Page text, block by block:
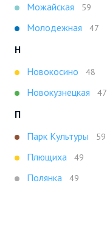
Можайская
59
Молодежная 47
Н
Новокосино
48
Новокузнецкая 47
П
Парк Культуры
59
Плющиха 49
Полянка 49